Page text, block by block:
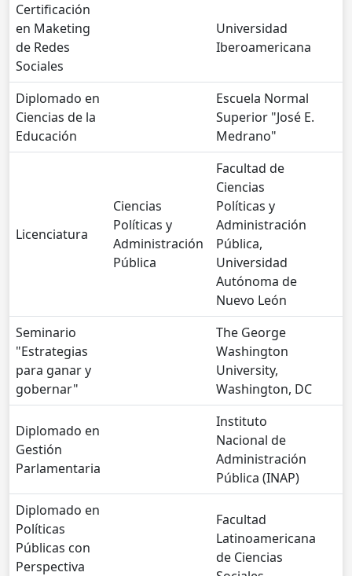
Certificación
en Maketing
de Redes
Sociales
Universidad
Iberoamericana
Diplomado en
Ciencias de la
Educación
Escuela Normal
Superior "José E.
Medrano"
Licenciatura
Ciencias
Políticas y
Administración
Pública
Facultad de
Ciencias
Políticas y
Administración
Pública,
Universidad
Autónoma de
Nuevo León
Seminario
"Estrategias
para ganar y
gobernar"
The George
Washington
University,
Washington, DC
Diplomado en
Gestión
Parlamentaria
Instituto
Nacional de
Administración
Pública (INAP)
Diplomado en
Políticas
Públicas con
Perspectiva
Facultad
Latinoamericana
de Ciencias